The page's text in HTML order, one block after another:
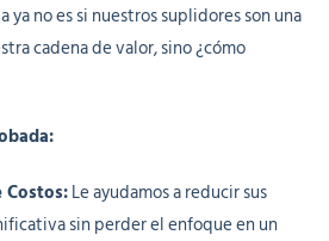
no es si nuestros suplidores son una
cadena de valor, sino ¿cómo
Le ayudamos a reducir sus
sin perder el enfoque en un